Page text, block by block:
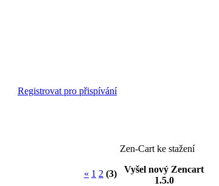
Registrovat pro přispívání
« 1 2 (3)
Zen-Cart ke stažení
Vyšel nový Zencart
1.5.0